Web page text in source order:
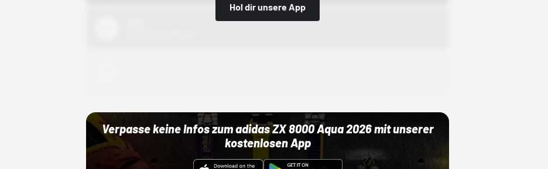
Hol dir unsere App
Verpasse keine Infos zum adidas ZX 8000 Aqua 2026 mit unserer
kostenlosen App